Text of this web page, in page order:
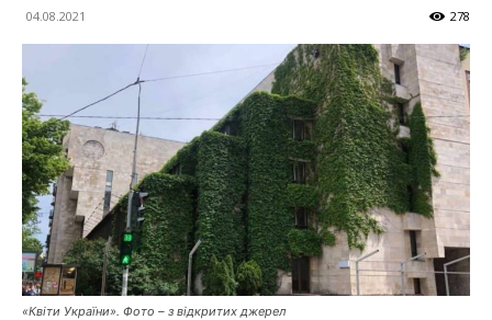
04.08.2021 278
«Квіти України». Фото – з відкритих джерел